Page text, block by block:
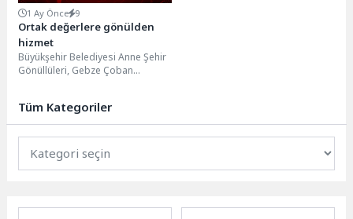
1 Ay Önce 9
Ortak değerlere gönülden
hizmet
Büyükşehir Belediyesi Anne Şehir
Gönüllüleri, Gebze Çoban
Tüm Kategoriler